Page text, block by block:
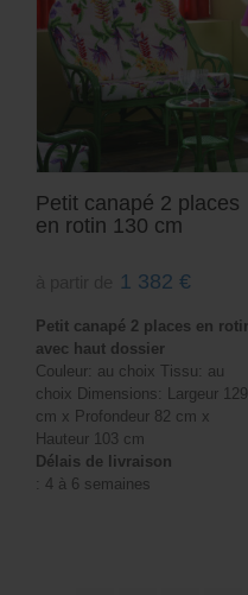
Petit canapé 2 places
en rotin 130 cm
1 382 €
Petit canapé 2 places en
avec haut dossier
Couleur: au choix Tissu: au
choix Dimensions: Largeur 129
cm x Profondeur 82 cm x
Hauteur 103 cm
Délais de livraison
: 4 à 6 semaines